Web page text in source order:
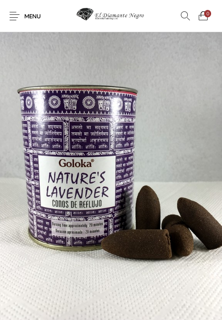
MENU
0
Novedades En oferta ! DECORACIÓN
ESOTERISMO FÓSILES JOYAS
MINERALES
PRODUCTOS DE
CONSUMO